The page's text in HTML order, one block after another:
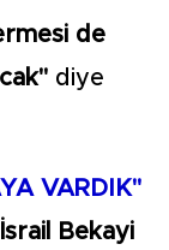
de
diye
VARDIK"
İsrail Bekayi